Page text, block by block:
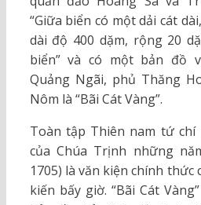
“Giữa biển có một dải cát
dài độ 400 dặm, rộng 20
biển” và có một bản đồ
Quảng Ngãi, phủ Thăng
Nôm là “Bãi Cát Vàng”.
Toàn tập Thiên nam tứ
của Chúa Trịnh những
1705) là văn kiện chính
kiến bấy giờ. “Bãi Cát